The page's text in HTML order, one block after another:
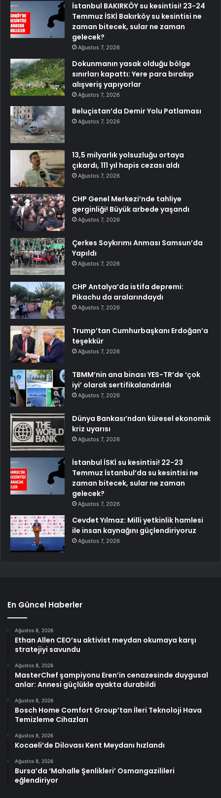
İstanbul BAKIRKÖY su kesintisi! 23-24
Temmuz İSKİ Bakırköy su kesintisi ne
zaman bitecek, sular ne zaman
gelecek?
Ağustos 7, 2026
Dokunmanın yasak olduğu bölge
sınırları kapattı: Yere para bırakıp
alışveriş yapıyorlar
Ağustos 7, 2026
Beluçistan’da Demir Yolu Patlaması
Ağustos 7, 2026
13,5 milyarlık yolsuzluğu ortaya
çıkardı, 111 yıl hapis cezası aldı
Ağustos 7, 2026
CHP Genel Merkezi’nde tahliye
gerginliği! Büyük arbede yaşandı
Ağustos 7, 2026
Çerkes Soykırımı Anması Samsun’da
Yapıldı
Ağustos 7, 2026
CHP Antalya’da istifa depremi:
Pikachu da aralarındaydı
Ağustos 7, 2026
Trump’tan Cumhurbaşkanı Erdoğan’a
teşekkür
Ağustos 7, 2026
TBMM’nin ana binası YES-TR’de ‘çok
iyi’ olarak sertifikalandırıldı
Ağustos 7, 2026
Dünya Bankası’ndan küresel ekonomik
kriz uyarısı
Ağustos 7, 2026
İstanbul İSKİ su kesintisi! 22-23
Temmuz İstanbul’da su kesintisi ne
zaman bitecek, sular ne zaman
gelecek?
Ağustos 7, 2026
Cevdet Yılmaz: Milli yetkinlik hamlesi
ile insan kaynağını güçlendiriyoruz
Ağustos 7, 2026
En Güncel Haberler
Ağustos 8, 2026
Ethan Allen CEO’su aktivist meydan okumaya karşı
stratejiyi savundu
Ağustos 8, 2026
MasterChef şampiyonu Eren’in cenazesinde duygusal
anlar: Annesi güçlükle ayakta durabildi
Ağustos 8, 2026
Bosch Home Comfort Group’tan İleri Teknoloji Hava
Temizleme Cihazları
Ağustos 8, 2026
Kocaeli’de Dilovası Kent Meydanı hızlandı
Ağustos 8, 2026
Bursa’da ‘Mahalle Şenlikleri’ Osmangazilileri
eğlendiriyor